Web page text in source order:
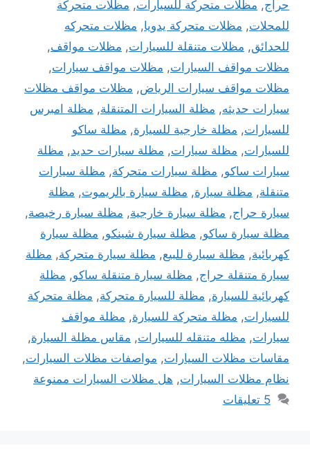
حراج, مظلات متحركة للسيارات, مظلات متحركة
للمحلات, مظلات متحركة يدويا, مظلات متحركه
للحدائق, مظلات متنقلة للسيارات, مظلات مواقف,
مظلات مواقف السيارات, مظلات مواقف سيارات,
مظلات مواقف سيارات الرياض, مظلات مواقف مظلات
سيارات حديثه, مظلة السيارات المتنقلة, مظلة امبرس
للسيارات, مظلة خارجية للسيارة, مظلة ساكو
للسيارات, مظلة سيارات, مظلة سيارات حديد, مظلة
سيارات ساكو, مظلة سيارات متحركة, مظلة سيارات
متنقلة, مظلة سيارة, مظلة سيارة بالريموت, مظلة
سيارة حراج, مظلة سيارة خارجية, مظلة سيارة رخيصة,
مظلة سيارة ساكو, مظلة سيارة شينكو, مظلة سيارة
كهربائية, مظلة سيارة للبيع, مظلة سيارة متحركة, مظلة
سيارة متنقلة حراج, مظلة سيارة متنقلة ساكو, مظلة
كهربائية للسيارة, مظلة للسيارة متحركة, مظلة متحركة
للسيارات, مظلة متحركة للسيارة, مظلة مواقف
سيارات, مظله متنقله للسيارات, مقاس مظلة السيارة,
مقاسات مظلات السيارات, مواصفات مظلات السيارات,
نظام مظلات السيارات, هل مظلات السيارات ممنوعة
5 تعليقات